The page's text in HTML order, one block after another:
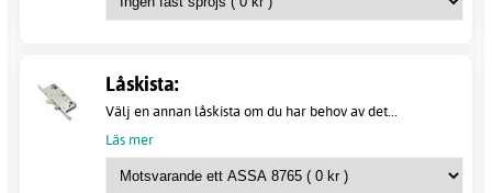
Låskista:
Välj en annan låskista om du har behov av det...
Läs mer